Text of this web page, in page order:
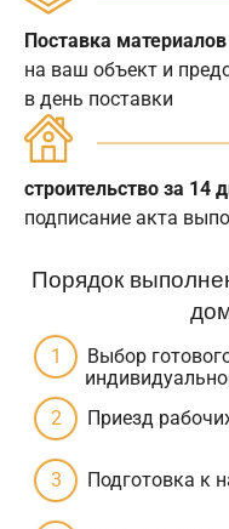
Поставка материалов
на ваш объект и
в день поставки
строительство за 14
подписание акта
Порядок
Выбор
Приезд
Подготовка к